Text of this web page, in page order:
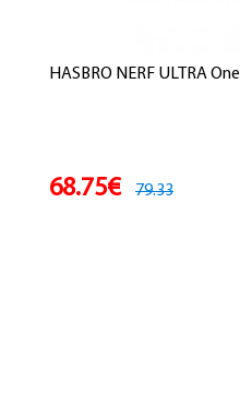
HASBRO NERF ULTRA
68.75€ 79.33